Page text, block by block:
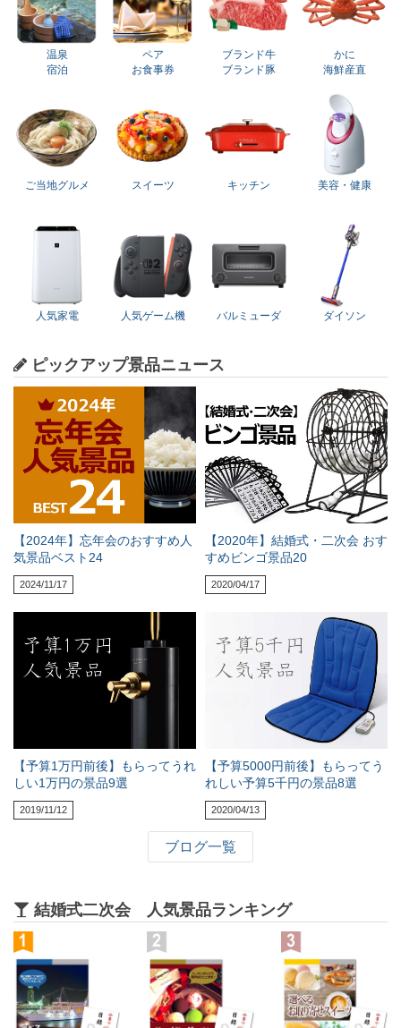
温泉
宿泊
ペア
お食事券
ブランド牛
ブランド豚
かに
海鮮産直
ご当地グルメ スイーツ キッチン 美容・健康
人気家電 人気ゲーム機 バルミューダ ダイソン
ピックアップ景品ニュース
【2024年】忘年会のおすすめ人
気景品ベスト24
2024/11/17
【2020年】結婚式・二次会 おす
すめビンゴ景品20
2020/04/17
【予算1万円前後】もらってうれ
しい1万円の景品9選
2019/11/12
【予算5000円前後】もらってう
れしい予算5千円の景品8選
2020/04/13
ブログ一覧
結婚式二次会 人気景品ランキング